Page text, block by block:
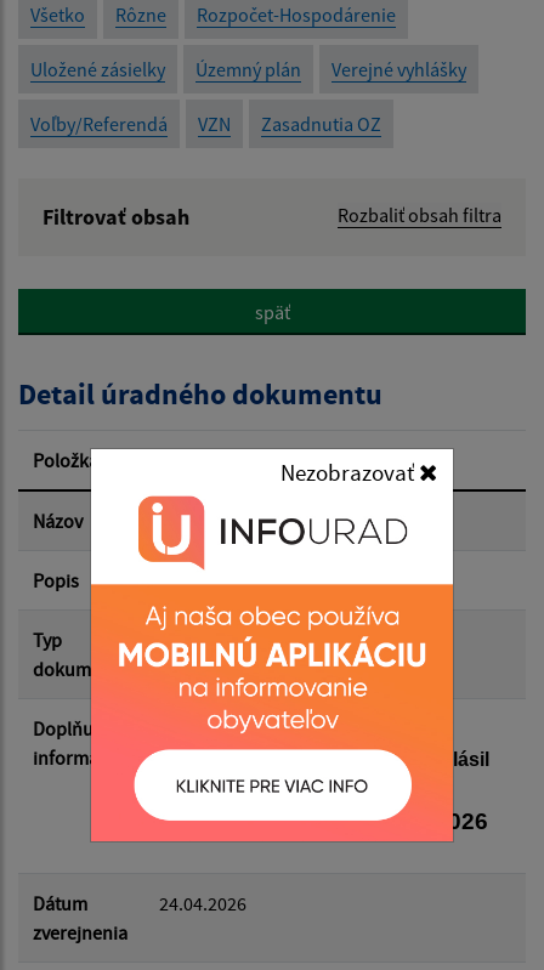
Nezobrazovať
Všetko Rôzne Rozpočet-Hospodárenie
Uložené zásielky Územný plán Verejné vyhlášky
Voľby/Referendá VZN Zasadnutia OZ
Filtrovať obsah Rozbaliť obsah filtra
Popis:
Dátum zverejnenia od:
Dátum zverejnenia do:
Filtrovať Reset
späť
Detail úradného dokumentu
Položka
Názov Konanie Referenda 4. 7. 2026
Popis Konanie Referenda 4. 7. 2026
Typ
dokumentu
Voľby/Referendá
Doplňujúce
informácie
Prezident Slovenskej republiky
rozhodnutím č. 60/2026 Z. z. vyhlásil
referendum a určil termín jeho
konaniana sobotu 4. júla 2026
Dátum
zverejnenia
24.04.2026